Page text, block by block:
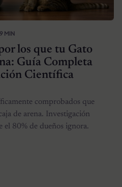
9 MIN
los que tu Gato
Guía Completa
Científica
comprobados que
de arena. Investigación
el 80% de dueños ignora.